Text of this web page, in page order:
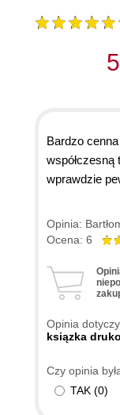
Bardzo
wprawdzie
funkcji
cpuid.
konfiguracji
właściwy
Opinia:
Ocena: 6
Opinia
ksiązka
Czy opinia
TAK (0)